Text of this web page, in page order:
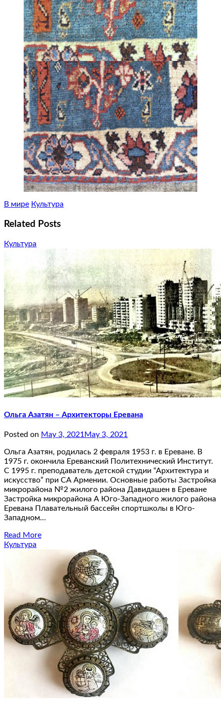
В мире Культура
Related Posts
Культура
Ольга Азатян – Архитекторы Еревана
Posted on May 3, 2021 May 3, 2021
Ольга Азатян, родилась 2 февраля 1953 г. в Ереване. В
1975 г. окончила Ереванский Политехнический Институт.
С 1995 г. преподаватель детской студии “Архитектура и
искусство” при СА Армении. Основные работы Застройка
микрорайона №2 жилого района Давидашен в Ереване
Застройка микрорайона А Юго-Западного жилого района
Еревана Плавательный бассейн спортшколы в Юго-
Западном…
Read More
Культура